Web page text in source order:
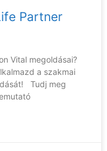
Partner
Vital megoldásai?
a szakmai
Tudj meg